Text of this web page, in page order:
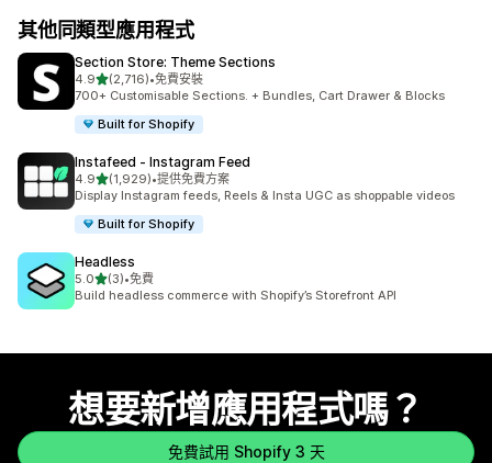
其他同類型應用程式
Section Store: Theme Sections
4.9滿分 5 顆星
(2,716)
共有 2716 則評價
•免費安裝
700+ Customisable Sections. + Bundles, Cart Drawer & Blocks
Built for Shopify
Instafeed ‑ Instagram Feed
4.9滿分 5 顆星
(1,929)
共有 1929 則評價
•提供免費方案
Display Instagram feeds, Reels & Insta UGC as shoppable videos
Built for Shopify
Headless
5.0滿分 5 顆星
(3)
共有 3 則評價
•免費
Build headless commerce with Shopify’s Storefront API
想要新增應用程式嗎？
免費試用 Shopify 3 天